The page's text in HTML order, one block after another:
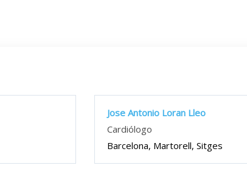
Jose Antonio Loran Lleo
Cardiólogo
Barcelona, Martorell, Sitges